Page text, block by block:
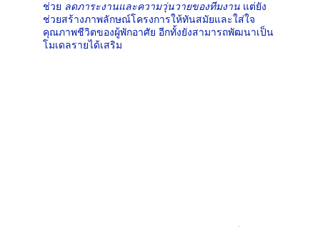
ช่วย ลดภาระงานและความวุ่นวายของทีมงาน แต่ยัง
ช่วยสร้างภาพลักษณ์โครงการให้ทันสมัยและใส่ใจ
คุณภาพชีวิตของผู้พักอาศัย อีกทั้งยังสามารถพัฒนาเป็น
โมเดลรายได้เสริม